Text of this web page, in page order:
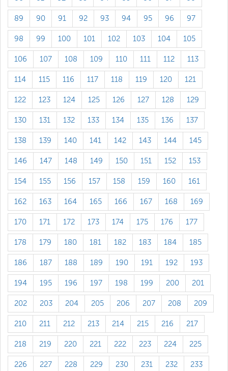
89 90 91 92 93 94 95 96 97
98 99 100 101 102 103 104 105
106 107 108 109 110 111 112 113
114 115 116 117 118 119 120 121
122 123 124 125 126 127 128 129
130 131 132 133 134 135 136 137
138 139 140 141 142 143 144 145
146 147 148 149 150 151 152 153
154 155 156 157 158 159 160 161
162 163 164 165 166 167 168 169
170 171 172 173 174 175 176 177
178 179 180 181 182 183 184 185
186 187 188 189 190 191 192 193
194 195 196 197 198 199 200 201
202 203 204 205 206 207 208 209
210 211 212 213 214 215 216 217
218 219 220 221 222 223 224 225
226 227 228 229 230 231 232 233